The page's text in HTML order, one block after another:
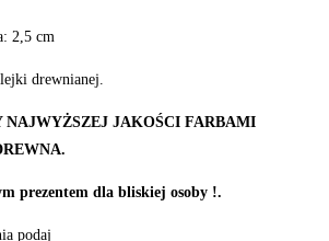
2,5 cm
drewnianej.
JAKOŚCI FARBAMI
prezentem dla bliskiej osoby !.
podaj